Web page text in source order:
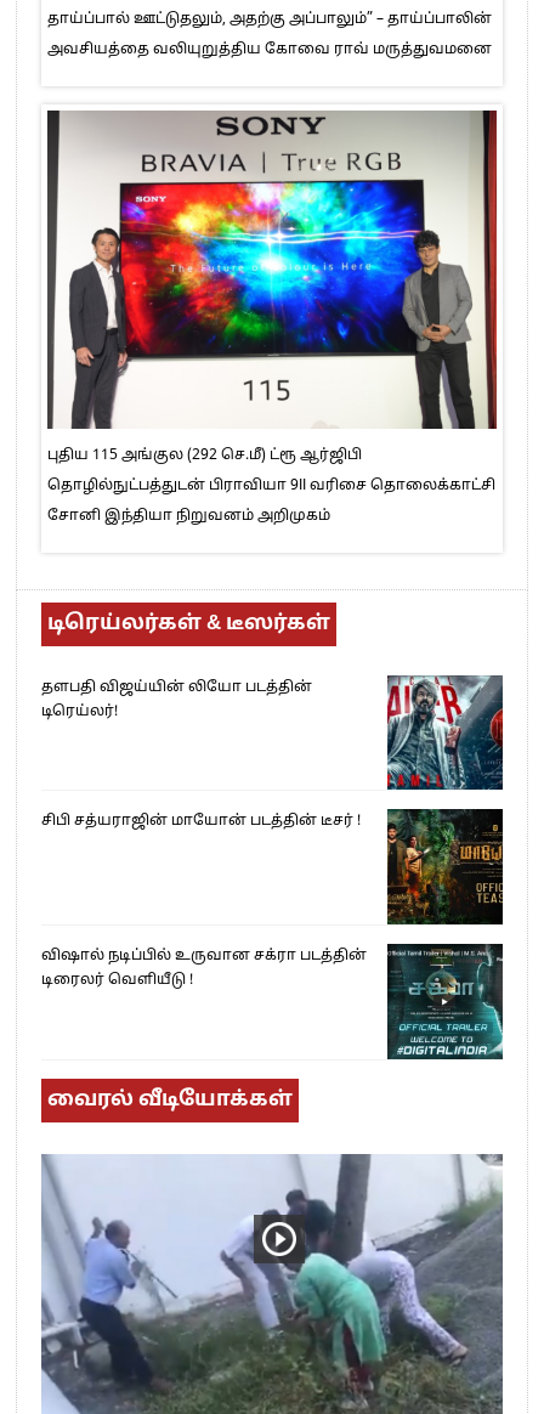
தாய்ப்பால் ஊட்டுதலும், அதற்கு அப்பாலும்” – தாய்ப்பாலின்
அவசியத்தை வலியுறுத்திய கோவை ராவ் மருத்துவமனை
புதிய 115 அங்குல (292 செ.மீ) ட்ரூ ஆர்ஜிபி
தொழில்நுட்பத்துடன் பிராவியா 9II வரிசை தொலைக்காட்சி
சோனி இந்தியா நிறுவனம் அறிமுகம்
டிரெய்லர்கள் & டீஸர்கள்
தளபதி விஜய்யின் லியோ படத்தின்
டிரெய்லர்!
சிபி சத்யராஜின் மாயோன் படத்தின் டீசர் !
விஷால் நடிப்பில் உருவான சக்ரா படத்தின்
டிரைலர் வெளியீடு !
வைரல் வீடியோக்கள்